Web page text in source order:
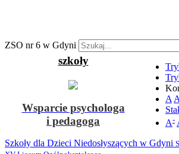
ZSO nr 6 w Gdyni
A A
A-
Szkoły dla Dzieci Niedosłyszących w Gdyni
szkoły
Wsparcie psychologa
i pedagoga